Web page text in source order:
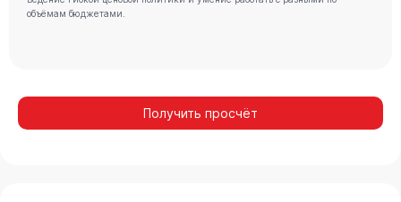
объёмам бюджетами.
Получить просчёт